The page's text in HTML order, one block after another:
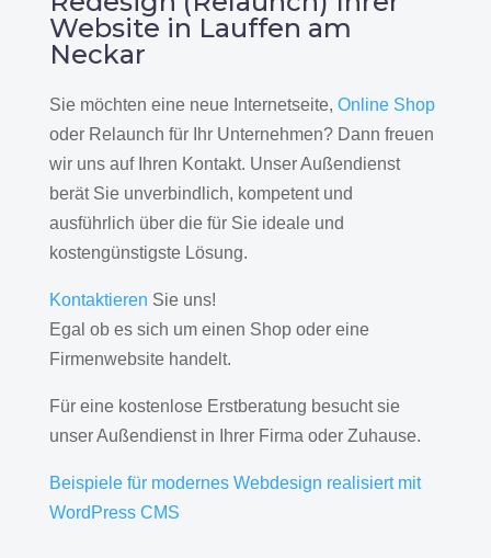
Website in Lauffen am
Neckar
Sie möchten eine neue Internetseite, Online Shop
oder Relaunch für Ihr Unternehmen? Dann freuen
wir uns auf Ihren Kontakt. Unser Außendienst
berät Sie unverbindlich, kompetent und
ausführlich über die für Sie ideale und
kostengünstigste Lösung.
Kontaktieren Sie uns!
Egal ob es sich um einen Shop oder eine
Firmenwebsite handelt.
Für eine kostenlose Erstberatung besucht sie
unser Außendienst in Ihrer Firma oder Zuhause.
Beispiele für modernes Webdesign realisiert mit
WordPress CMS